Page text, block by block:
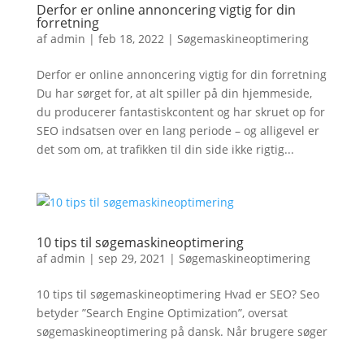
Derfor er online annoncering vigtig for din
forretning
afadmin | feb 18, 2022| Søgemaskineoptimering
Derfor er online annoncering vigtig for din forretning
Du har sørget for, at alt spiller på din hjemmeside,
du producerer fantastiskcontent og har skruet op for
SEO indsatsen over en lang periode – og alligevel er
det som om, at trafikken til din side ikke rigtig...
10 tips til søgemaskineoptimering
afadmin | sep 29, 2021 | Søgemaskineoptimering
10 tips til søgemaskineoptimering Hvad er SEO? Seo
betyder ”Search Engine Optimization”, oversat
søgemaskineoptimering på dansk. Når brugere søger